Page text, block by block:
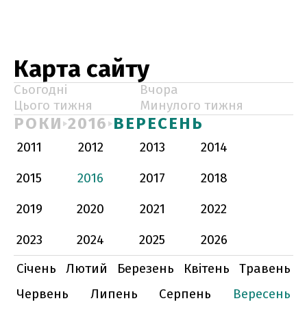
Карта сайту
Сьогодні
Вчора
Цього тижня
Минулого тижня
РОКИ 2016 ВЕРЕСЕНЬ
2011 2012 2013
2014
2015
2016 2017
2018
2019
2020 2021
2022
2023
2024 2025
2026
Січень
Лютий Березень Квітень
Травень
Червень
Липень Серпень
Вересень